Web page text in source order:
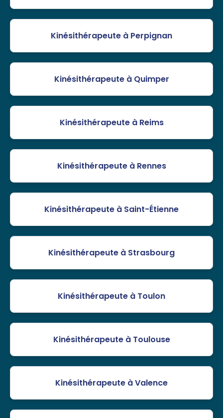
Kinésithérapeute à Perpignan
Kinésithérapeute à Quimper
Kinésithérapeute à Reims
Kinésithérapeute à Rennes
Kinésithérapeute à Saint-Étienne
Kinésithérapeute à Strasbourg
Kinésithérapeute à Toulon
Kinésithérapeute à Toulouse
Kinésithérapeute à Valence